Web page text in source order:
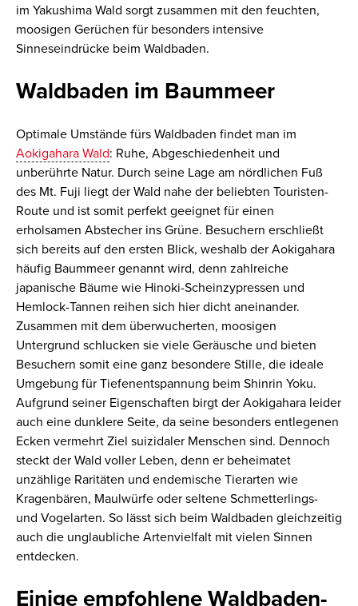
im Yakushima Wald sorgt zusammen mit den feuchten,
moosigen Gerüchen für besonders intensive
Sinneseindrücke beim Waldbaden.
Waldbaden im Baummeer
Optimale Umstände fürs Waldbaden findet man im
Aokigahara Wald: Ruhe, Abgeschiedenheit und
unberührte Natur. Durch seine Lage am nördlichen Fuß
des Mt. Fuji liegt der Wald nahe der beliebten Touristen-
Route und ist somit perfekt geeignet für einen
erholsamen Abstecher ins Grüne. Besuchern erschließt
sich bereits auf den ersten Blick, weshalb der Aokigahara
häufig Baummeer genannt wird, denn zahlreiche
japanische Bäume wie Hinoki-Scheinzypressen und
Hemlock-Tannen reihen sich hier dicht aneinander.
Zusammen mit dem überwucherten, moosigen
Untergrund schlucken sie viele Geräusche und bieten
Besuchern somit eine ganz besondere Stille, die ideale
Umgebung für Tiefenentspannung beim Shinrin Yoku.
Aufgrund seiner Eigenschaften birgt der Aokigahara leider
auch eine dunklere Seite, da seine besonders entlegenen
Ecken vermehrt Ziel suizidaler Menschen sind. Dennoch
steckt der Wald voller Leben, denn er beheimatet
unzählige Raritäten und endemische Tierarten wie
Kragenbären, Maulwürfe oder seltene Schmetterlings-
und Vogelarten. So lässt sich beim Waldbaden gleichzeitig
auch die unglaubliche Artenvielfalt mit vielen Sinnen
entdecken.
Einige empfohlene Waldbaden-